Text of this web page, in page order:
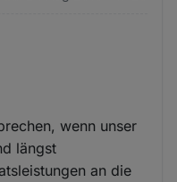
wenn unser
längst
an die